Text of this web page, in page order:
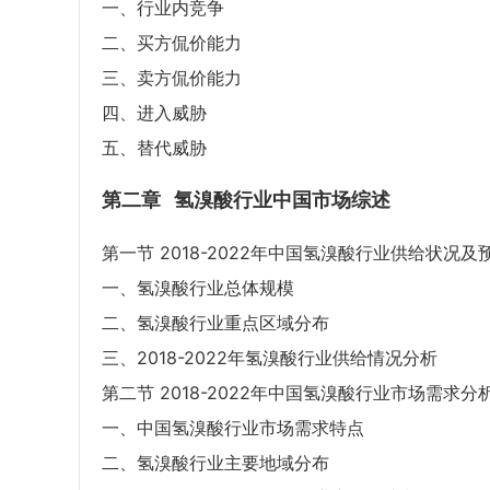
一、行业内竞争
二、买方侃价能力
三、卖方侃价能力
四、进入威胁
五、替代威胁
第二章 氢溴酸行业中国市场综述
第一节 2018-2022年中国氢溴酸行业供给状况及
一、氢溴酸行业总体规模
二、氢溴酸行业重点区域分布
三、2018-2022年氢溴酸行业供给情况分析
第二节 2018-2022年中国氢溴酸行业市场需求分
一、中国氢溴酸行业市场需求特点
二、氢溴酸行业主要地域分布